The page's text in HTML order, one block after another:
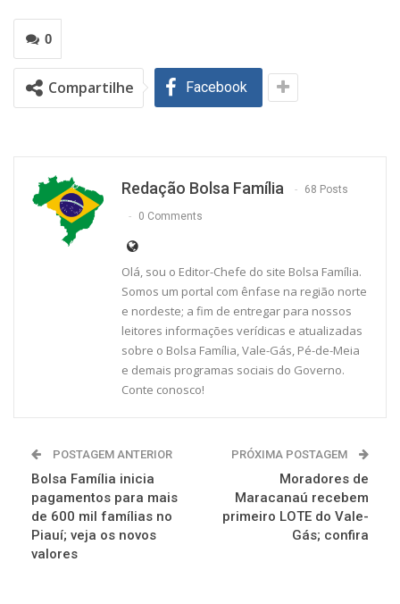
0
Compartilhe Facebook
Redação Bolsa Família 68 Posts
0 Comments
Olá, sou o Editor-Chefe do site Bolsa Família.
Somos um portal com ênfase na região norte
e nordeste; a fim de entregar para nossos
leitores informações verídicas e atualizadas
sobre o Bolsa Família, Vale-Gás, Pé-de-Meia
e demais programas sociais do Governo.
Conte conosco!
POSTAGEM ANTERIOR
Bolsa Família inicia
pagamentos para mais
de 600 mil famílias no
Piauí; veja os novos
valores
PRÓXIMA POSTAGEM
Moradores de
Maracanaú recebem
primeiro LOTE do Vale-
Gás; confira